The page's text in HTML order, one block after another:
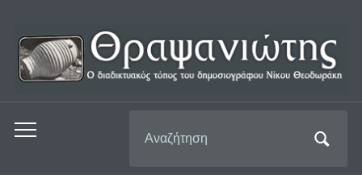
Εναλλαγή
μενού
για: